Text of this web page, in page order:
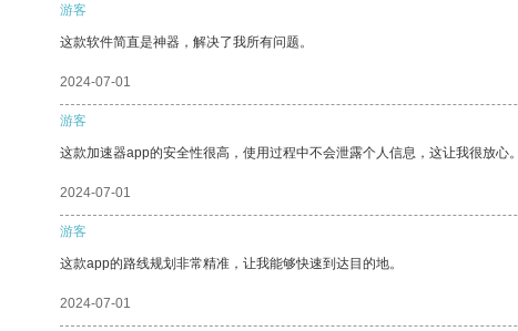
游客
这款软件简直是神器，解决了我所有问题。
2024-07-01
游客
这款加速器app的安全性很高，使用过程中不会泄露个人信息，这让我很放
2024-07-01
游客
这款app的路线规划非常精准，让我能够快速到达目的地。
2024-07-01